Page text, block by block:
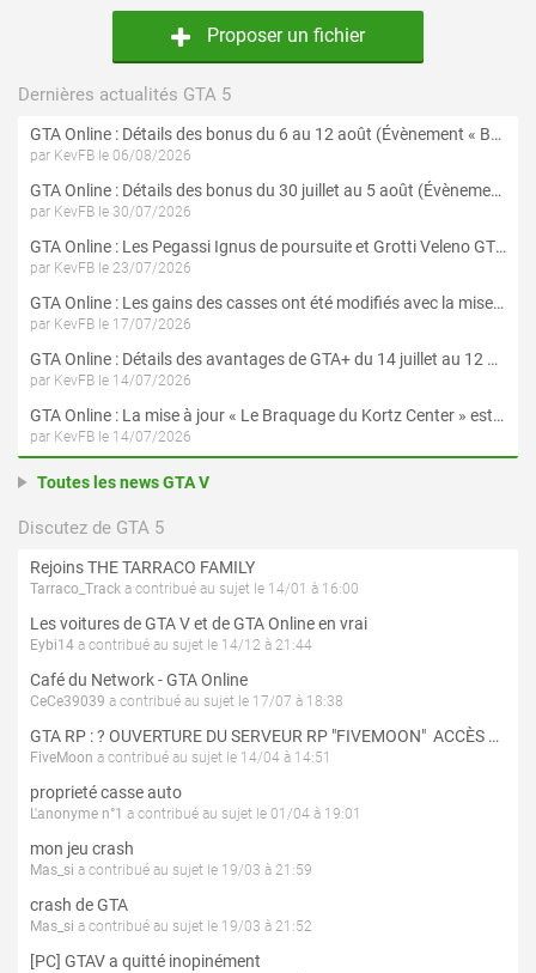
Proposer un fichier
Dernières actualités GTA 5
GTA Online : Détails des bonus du 6 au 12 août (Évènement « Braquages de l'été » - Suite et fin)
par KevFB le 06/08/2026
GTA Online : Détails des bonus du 30 juillet au 5 août (Évènement « Braquages d'été »)
par KevFB le 30/07/2026
GTA Online : Les Pegassi Ignus de poursuite et Grotti Veleno GT sont maintenant disponibles
par KevFB le 23/07/2026
GTA Online : Les gains des casses ont été modifiés avec la mise à jour « Le Braquage du Kortz Center »
par KevFB le 17/07/2026
GTA Online : Détails des avantages de GTA+ du 14 juillet au 12 août
par KevFB le 14/07/2026
GTA Online : La mise à jour « Le Braquage du Kortz Center » est maintenant disponible
par KevFB le 14/07/2026
Toutes les news GTA V
Discutez de GTA 5
Rejoins THE TARRACO FAMILY
Tarraco_Track a contribué au sujet le 14/01 à 16:00
Les voitures de GTA V et de GTA Online en vrai
Eybi14 a contribué au sujet le 14/12 à 21:44
Café du Network - GTA Online
CeCe39039 a contribué au sujet le 17/07 à 18:38
GTA RP : ? OUVERTURE DU SERVEUR RP "FIVEMOON"  ACCÈS LIBRE ?
FiveMoon a contribué au sujet le 14/04 à 14:51
proprieté casse auto
L'anonyme n°1 a contribué au sujet le 01/04 à 19:01
mon jeu crash
Mas_si a contribué au sujet le 19/03 à 21:59
crash de GTA
Mas_si a contribué au sujet le 19/03 à 21:52
[PC] GTAV a quitté inopinément